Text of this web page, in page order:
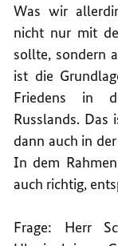
Was wir
nicht nur mit
sollte, sondern
ist die
Friedens in
Russlands.
dann auch in
In dem
auch richtig,
Frage: Herr